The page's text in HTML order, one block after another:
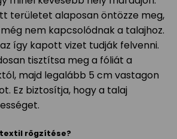
területet alaposan öntözze meg,
nem kapcsolódnak a talajhoz.
így kapott vizet tudják felvenni.
tisztítsa meg a fóliát a
majd legalább 5 cm vastagon
Ez biztosítja, hogy a talaj
rögzítése?